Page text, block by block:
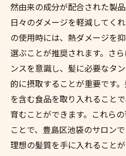
然由来の成分が配合された製
日々のダメージを軽減してく
の使用時には、熱ダメージを
選ぶことが推奨されます。さ
ンスを意識し、髪に必要なタ
的に摂取することが重要です
を含む食品を取り入れること
育むことができます。これら
ことで、豊島区池袋のサロン
理想の髪質を手に入れることが